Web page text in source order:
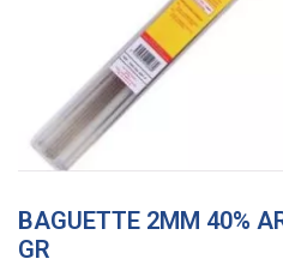
BAGUETTE 2MM 40%
GR